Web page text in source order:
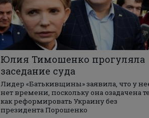
Юлия Тимошенко прогуляла
заседание суда
Лидер «Батькивщины» заявила, что у
нет времени, поскольку она озадачена
как реформировать Украину без
президента Порошенко